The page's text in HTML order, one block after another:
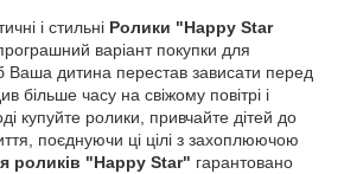
і стильні Ролики "Happy Star
варіант покупки для
Ваша дитина перестав зависати перед
більше часу на свіжому повітрі і
купуйте ролики, привчайте дітей до
поєднуючи ці цілі з захоплюючою
роликів "Happy Star" гарантовано